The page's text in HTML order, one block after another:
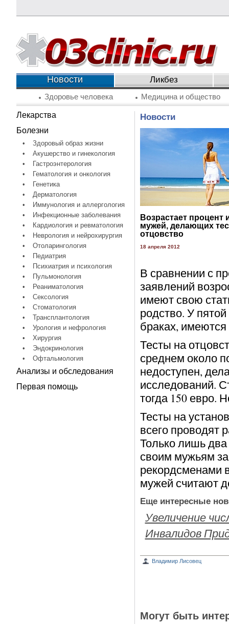
Новости Ликбез
Здоровье человека Медицина и общество
Лекарства
Болезни
•
Здоровый образ жизни
•
Акушерство и гинекология
•
Гастроэнтерология
•
Гематология и онкология
•
Генетика
•
Дерматология
•
Иммунология и аллергология
•
Инфекционные заболевания
•
Кардиология и ревматология
•
Неврология и нейрохирургия
•
Отоларингология
•
Педиатрия
•
Психиатрия и психология
•
Пульмонология
•
Реаниматология
•
Сексология
•
Стоматология
•
Трансплантология
•
Урология и нефрология
•
Хирургия
•
Эндокринология
•
Офтальмология
Анализы и обследования
Первая помощь
Новости
Возрастает процент
мужей, делающих
отцовство
18 апреля 2012
В сравнении с
заявлений
имеют свою
родство. У
браках, имеются
Тесты на
среднем около
недоступен,
исследований.
тогда 150 евро.
Тесты на
всего проводят
Только лишь
своим мужьям
рекордсменами
мужей считают
Еще интересные
Увеличение
Инвалидов
Владимир Лисовец
Могут быть